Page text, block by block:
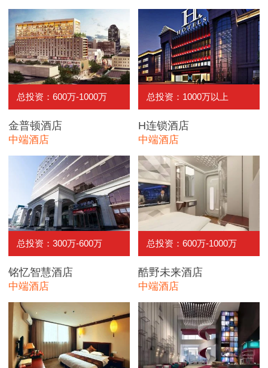
总投资：600万-1000万
金普顿酒店
中端酒店
总投资：1000万以上
H连锁酒店
中端酒店
总投资：300万-600万
铭忆智慧酒店
中端酒店
总投资：600万-1000万
酷野未来酒店
中端酒店